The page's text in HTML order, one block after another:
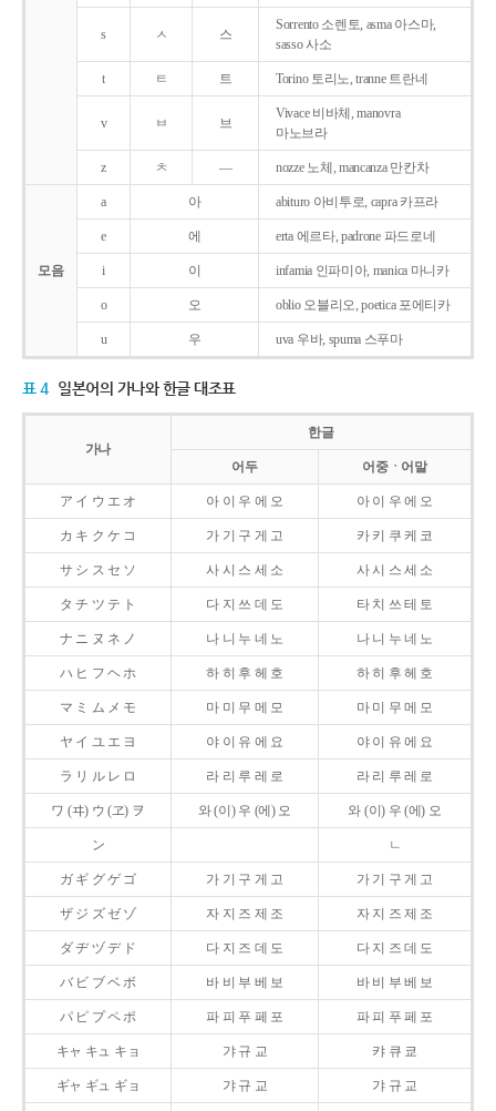
s ㅅ 스
Sorrento 소렌토, asma 아스마,
sasso 사소
t ㅌ 트 Torino 토리노, tranne 트란네
v ㅂ 브
Vivace 비바체, manovra
마노브라
z ㅊ ― nozze 노체, mancanza 만칸차
모음
a 아 abituro 아비투로, capra 카프라
e 에 erta 에르타, padrone 파드로네
i 이 infamia 인파미아, manica 마니카
o 오 oblio 오블리오, poetica 포에티카
u 우 uva 우바, spuma 스푸마
표 4 일본어의 가나와 한글 대조표
가나
한글
어두 어중ㆍ어말
ア イ ウ エ オ 아 이 우 에 오 아 이 우 에 오
カ キ ク ケ コ 가 기 구 게 고 카 키 쿠 케 코
サ シ ス セ ソ 사 시 스 세 소 사 시 스 세 소
タ チ ツ テ ト 다 지 쓰 데 도 타 치 쓰 테 토
ナ ニ ヌ ネ ノ 나 니 누 네 노 나 니 누 네 노
ハ ヒ フ ヘ ホ 하 히 후 헤 호 하 히 후 헤 호
マ ミ ム メ モ 마 미 무 메 모 마 미 무 메 모
ヤ イ ユ エ ヨ 야 이 유 에 요 야 이 유 에 요
ラ リ ル レ ロ 라 리 루 레 로 라 리 루 레 로
ワ (ヰ) ウ (ヱ) ヲ 와 (이) 우 (에) 오 와 (이) 우 (에) 오
ン ㄴ
ガ ギ グ ゲ ゴ 가 기 구 게 고 가 기 구 게 고
ザ ジ ズ ゼ ゾ 자 지 즈 제 조 자 지 즈 제 조
ダ ヂ ヅ デ ド 다 지 즈 데 도 다 지 즈 데 도
バ ビ ブ ベ ボ 바 비 부 베 보 바 비 부 베 보
パ ピ プ ペ ポ 파 피 푸 페 포 파 피 푸 페 포
キャ キュ キョ 갸 규 교 캬 큐 쿄
ギャ ギュ ギョ 갸 규 교 갸 규 교